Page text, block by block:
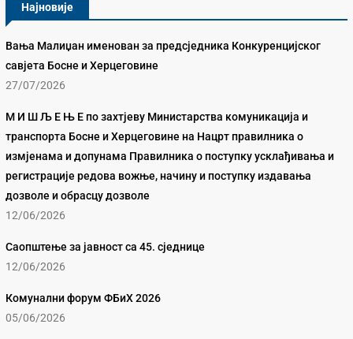
Најновије
Вања Малиџан именован за предсједника Конкуренцијског
савјета Босне и Херцеговине
27/07/2026
М И Ш Љ Е Њ Е по захтјеву Министарства комуникација и
транспорта Босне и Херцеговине на Нацрт правилника о
измјенама и допунама Правилника о поступку усклађивања и
регистрације редова вожње, начину и поступку издавања
дозволе и обрасцу дозволе
12/06/2026
Саопштење за јавност са 45. сједнице
12/06/2026
Комунални форум ФБиХ 2026
05/06/2026